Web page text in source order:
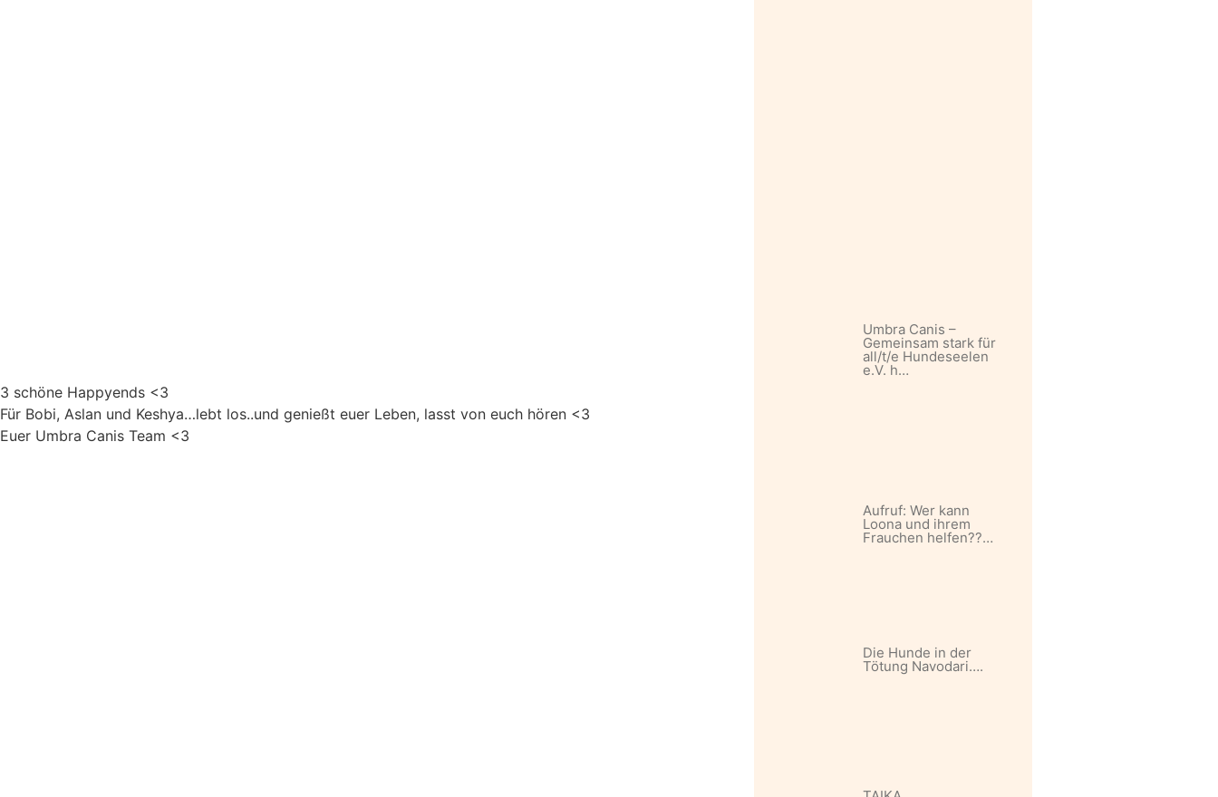
3 schöne Happyends <3
Für Bobi, Aslan und Keshya…lebt los..und genießt euer Leben, lasst von euch hören <3
Euer Umbra Canis Team <3
Umbra Canis –
Gemeinsam stark für
all/t/e Hundeseelen
e.V. h…
Aufruf: Wer kann
Loona und ihrem
Frauchen helfen??…
Die Hunde in der
Tötung Navodari….